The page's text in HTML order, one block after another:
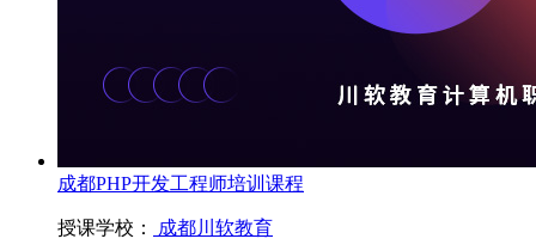
成都PHP开发工程师培训课程
授课学校： 成都川软教育